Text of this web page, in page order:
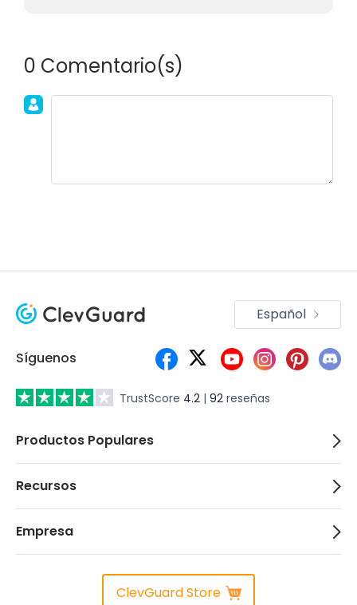
0 Comentario(s)
TrustScore 4.2 | 92 reseñas
Síguenos
Español
Productos Populares
Recursos
Empresa
ClevGuard Store